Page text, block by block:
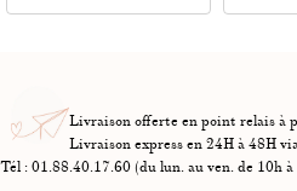
Livraison offerte en point relais à
Livraison express en 24H à 48H
Tél : 01.88.40.17.60 (du lun. au ven. de 10h